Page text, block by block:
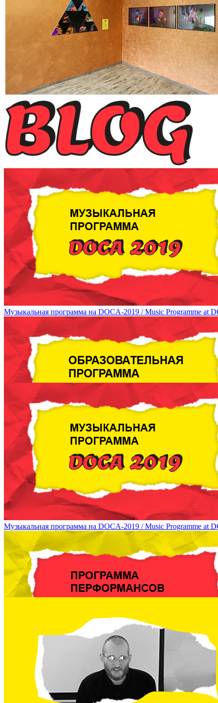
Музыкальная программа на DOCA-2019 / Music Programme at
Образовательная программа DOCA 2019 / DOCA 2019
Музыкальная программа на DOCA-2019 / Music Programme at
Перформансы на DOCA-2019 / Performances at DOCA 2019